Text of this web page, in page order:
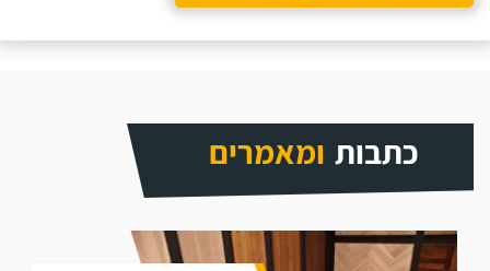
כתבות ומאמרים